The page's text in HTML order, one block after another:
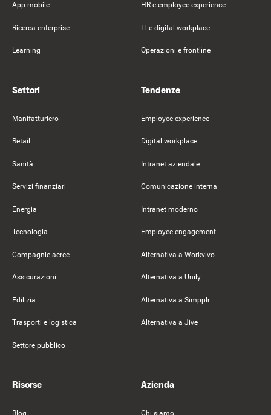
App mobile
Ricerca enterprise
Learning
HR e employee experience
IT e digital workplace
Operazioni e frontline
Settori
Manifatturiero
Retail
Sanità
Servizi finanziari
Energia
Tecnologia
Compagnie aeree
Assicurazioni
Edilizia
Trasporti e logistica
Settore pubblico
Tendenze
Employee experience
Digital workplace
Intranet aziendale
Comunicazione interna
Intranet moderno
Employee engagement
Alternativa a Workvivo
Alternativa a Unily
Alternativa a Simpplr
Alternativa a Jive
Risorse
Blog
Azienda
Chi siamo